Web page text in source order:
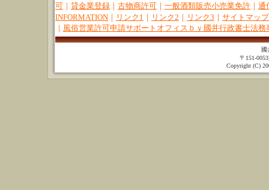
可 ｜ 貸金業登録 ｜ 古物商許可 ｜ 一般酒類販売小売業免許 ｜ 通
INFORMATION ｜ リンク1 ｜ リンク2 ｜ リンク3 ｜ サイトマップ
｜ 風俗営業許可申請サポートオフィスｂｙ國井行政書士法
國
〒151-
Copyright (C)